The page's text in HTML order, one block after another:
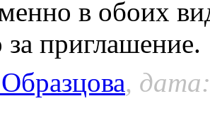
в обоих
приглашение.
,